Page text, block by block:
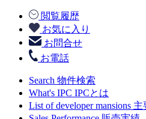
閲覧履歴
お気に入り
お問合せ
お電話
Search 物件検索
What's IPC IPCとは
List of developer mansions 主